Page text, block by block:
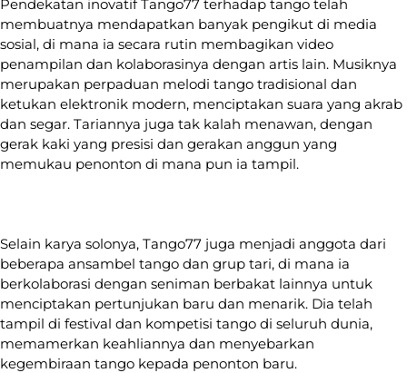
Pendekatan inovatif Tango77 terhadap tango telah
membuatnya mendapatkan banyak pengikut di media
sosial, di mana ia secara rutin membagikan video
penampilan dan kolaborasinya dengan artis lain. Musiknya
merupakan perpaduan melodi tango tradisional dan
ketukan elektronik modern, menciptakan suara yang akrab
dan segar. Tariannya juga tak kalah menawan, dengan
gerak kaki yang presisi dan gerakan anggun yang
memukau penonton di mana pun ia tampil.
Selain karya solonya, Tango77 juga menjadi anggota dari
beberapa ansambel tango dan grup tari, di mana ia
berkolaborasi dengan seniman berbakat lainnya untuk
menciptakan pertunjukan baru dan menarik. Dia telah
tampil di festival dan kompetisi tango di seluruh dunia,
memamerkan keahliannya dan menyebarkan
kegembiraan tango kepada penonton baru.